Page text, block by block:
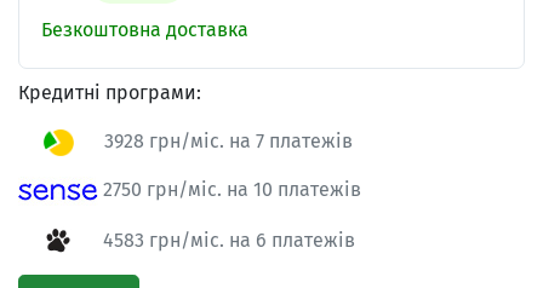
Безкоштовна доставка
Кредитні програми:
3928 грн/міс. на 7 платежів
2750 грн/міс. на 10 платежів
4583 грн/міс. на 6 платежів